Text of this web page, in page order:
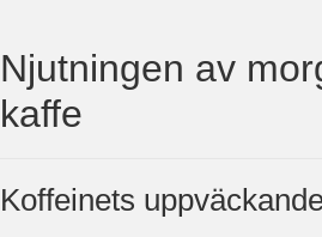
Njutningen av
kaffe
Koffeinets